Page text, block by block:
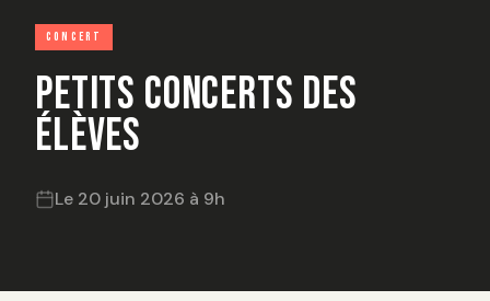
CONCERT
Petits Concerts des
élèves
Le 20 juin 2026 à 9h